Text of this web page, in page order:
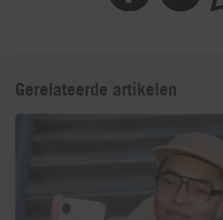
Gerelateerde artikelen